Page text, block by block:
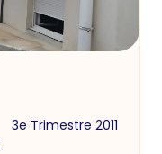
3e Trimestre 2011